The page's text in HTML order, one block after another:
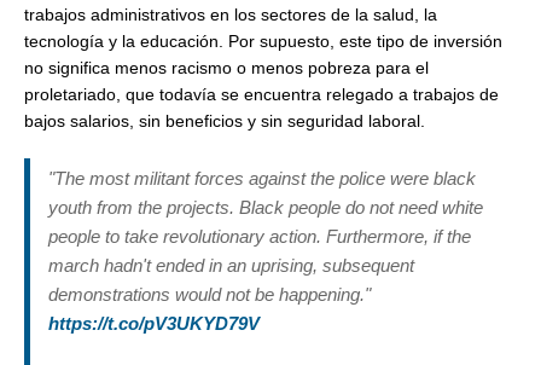
trabajos administrativos en los sectores de la salud, la
tecnología y la educación. Por supuesto, este tipo de inversión
no significa menos racismo o menos pobreza para el
proletariado, que todavía se encuentra relegado a trabajos de
bajos salarios, sin beneficios y sin seguridad laboral.
"The most militant forces against the police were black
youth from the projects. Black people do not need white
people to take revolutionary action. Furthermore, if the
march hadn't ended in an uprising, subsequent
demonstrations would not be happening."
https://t.co/pV3UKYD79V